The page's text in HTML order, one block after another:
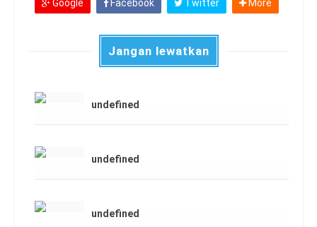
Google Facebook Twitter More
Jangan lewatkan
undefined
undefined
undefined